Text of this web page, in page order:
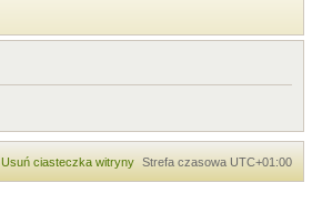
Strefa czasowa UTC+01:00
Usuń ciasteczka witryny